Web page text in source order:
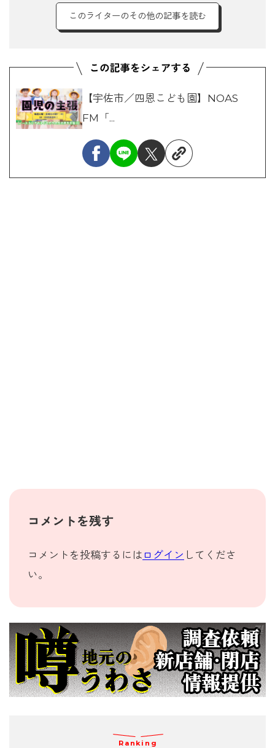
このライターのその他の記事を読む
【宇佐市／四恩こども園】NOAS
FM「...
コメントを残す
コメントを投稿するには ログイン してくださ
い。
Ranking